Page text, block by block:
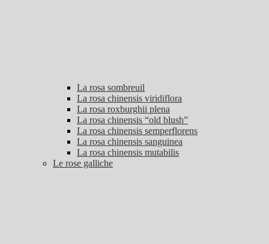
La rosa sombreuil
La rosa chinensis viridiflora
La rosa roxburghii plena
La rosa chinensis “old blush”
La rosa chinensis semperflorens
La rosa chinensis sanguinea
La rosa chinensis mutabilis
Le rose galliche